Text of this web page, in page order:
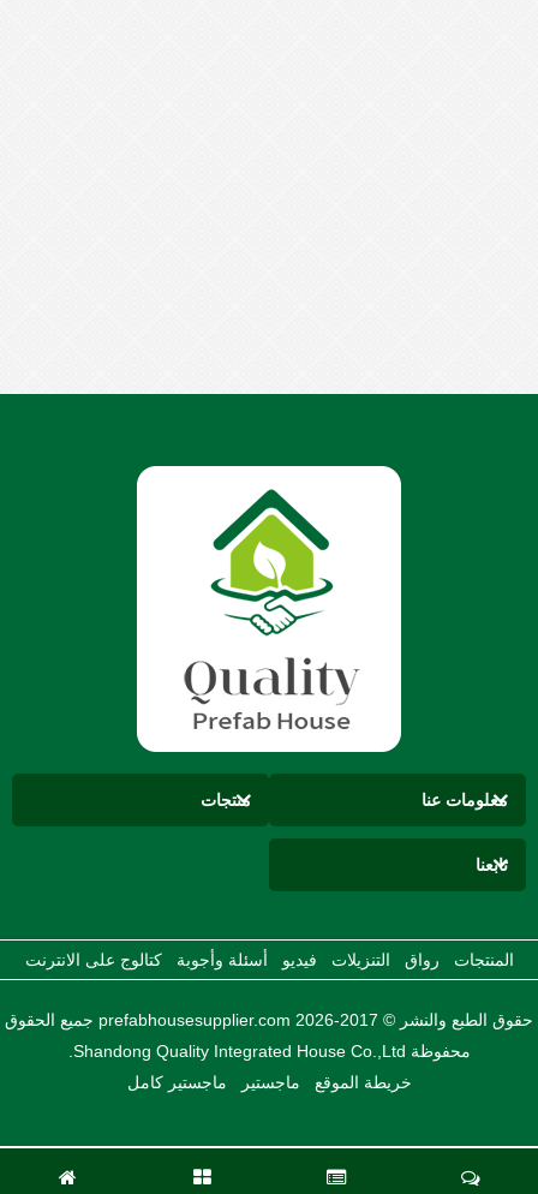
معلومات عنا منتجات
تابعنا
المنتجات رواق التنزيلات فيديو أسئلة وأجوبة كتالوج على الانترنت
حقوق الطبع والنشر © 2017-2026 prefabhousesupplier.com جميع الحقوق
محفوظة Shandong Quality Integrated House Co.,Ltd.
خريطة الموقع
ماجستير ماجستير كامل